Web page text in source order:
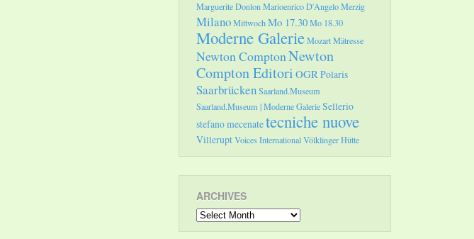
Marguerite DonlonMarioenrico D'AngeloMerzig
MilanoMittwochMo 17.30Mo 18.30
Moderne GalerieMozartMätresse
Newton ComptonNewton
Compton Editori OGRPolaris
SaarbrückenSaarland.Museum
Saarland.Museum | Moderne GalerieSellerio
stefano mecenatetecniche nuove
VilleruptVoices InternationalVölklinger Hütte
ARCHIVES
Archives